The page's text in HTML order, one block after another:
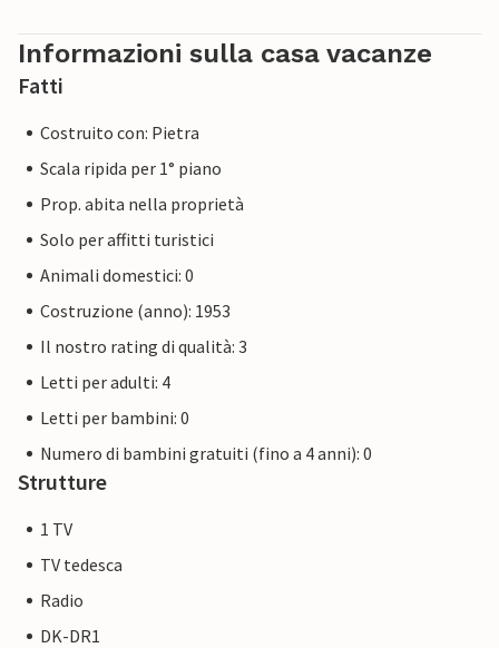
Informazioni sulla casa vacanze
Fatti
Costruito con: Pietra
Scala ripida per 1° piano
Prop. abita nella proprietà
Solo per affitti turistici
Animali domestici: 0
Costruzione (anno): 1953
Il nostro rating di qualità: 3
Letti per adulti: 4
Letti per bambini: 0
Numero di bambini gratuiti (fino a 4 anni): 0
Strutture
1 TV
TV tedesca
Radio
DK-DR1